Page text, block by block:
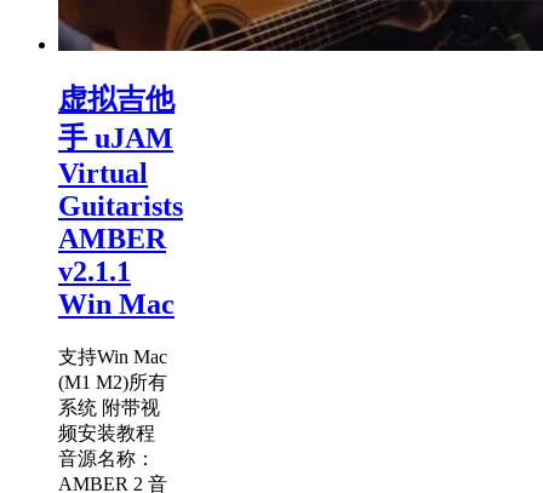
虚拟吉他
手 uJAM
Virtual
Guitarists
AMBER
v2.1.1
Win Mac
支持Win Mac
(M1 M2)所有
系统 附带视
频安装教程
音源名称：
AMBER 2 音